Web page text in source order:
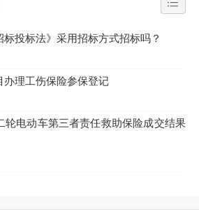
投标法》采用招标方式招标吗？
理工伤保险参保登记
轮电动车第三者责任救助保险成交结果